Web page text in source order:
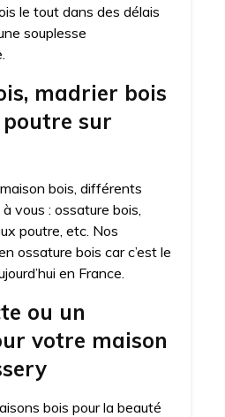
le tout dans des délais
souplesse
madrier bois
sur
bois, différents
vous : ossature bois,
poutre, etc. Nos
ossature bois car c’est le
en France.
ou un
votre maison
bois pour la beauté